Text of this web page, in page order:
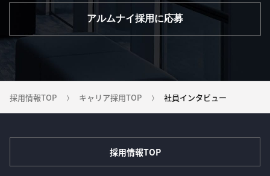
アルムナイ採用に応募
採用情報TOP キャリア採用TOP 社員インタビュー
採用情報TOP